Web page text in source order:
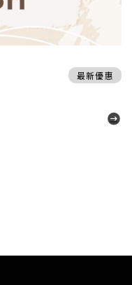
最新優惠